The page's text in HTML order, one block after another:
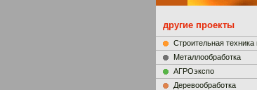
другие проекты
Строительная
Металлообработка
АГРОэкспо
Деревообработка